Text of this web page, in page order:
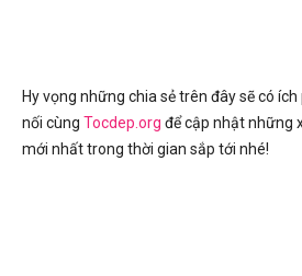
Hy vọng những chia sẻ trên đây sẽ có
nối cùng Tocdep.org để cập nhật những
mới nhất trong thời gian sắp tới nhé!